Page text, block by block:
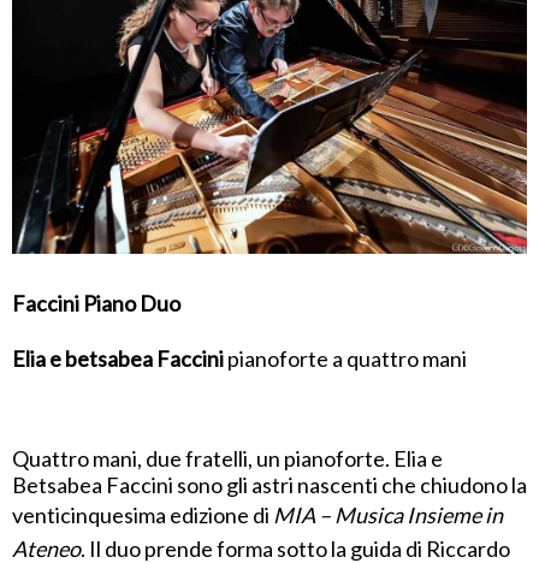
Faccini Piano Duo
Elia e betsabea Faccinipianoforte a quattro mani
Quattro mani, due fratelli, un pianoforte. Elia e
Betsabea Faccini sono gli astri nascenti che chiudono la
venticinquesima edizione di MIA – Musica Insieme in
Ateneo. Il duo prende forma sotto la guida di Riccardo